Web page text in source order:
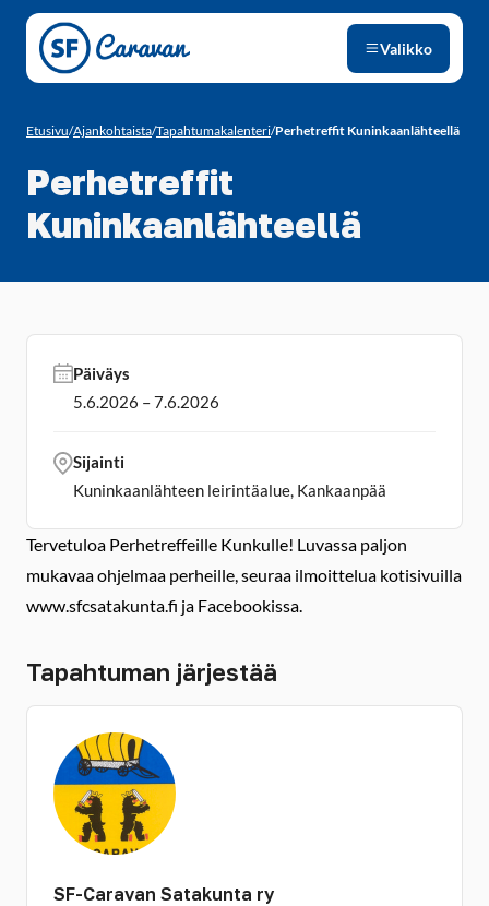
Siirry sivun sisältöön
Valikko
Etusivu/Ajankohtaista/Tapahtumakalenteri/Perhetreffit Kuninkaanlähteellä
Perhetreffit
Kuninkaanlähteellä
Tervetuloa Perhetreffeille Kunkulle! Luvassa paljon
mukavaa ohjelmaa perheille, seuraa ilmoittelua kotisivuilla
www.sfcsatakunta.fi ja Facebookissa.
Tapahtuman järjestää
SF-Caravan Satakunta ry
Päiväys
5.6.2026 – 7.6.2026
Sijainti
Kuninkaanlähteen leirintäalue, Kankaanpää